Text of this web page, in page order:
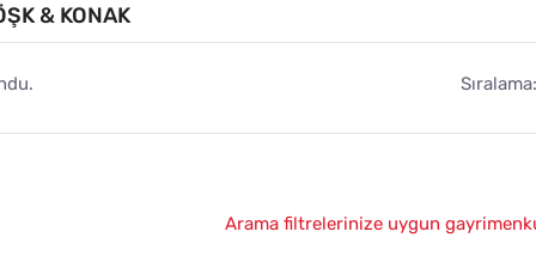
& KONAK
Sıralama:
Arama filtrelerinize uygun